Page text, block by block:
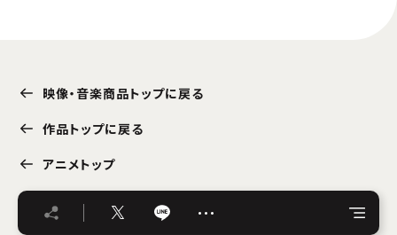
映像・音楽商品トップに戻る
作品トップに戻る
アニメトップ
…